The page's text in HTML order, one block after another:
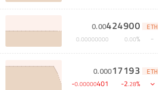
0.00424900 ETH
0.00000000 0.00%
0.00017193 ETH
-0.00000401 -2.28%